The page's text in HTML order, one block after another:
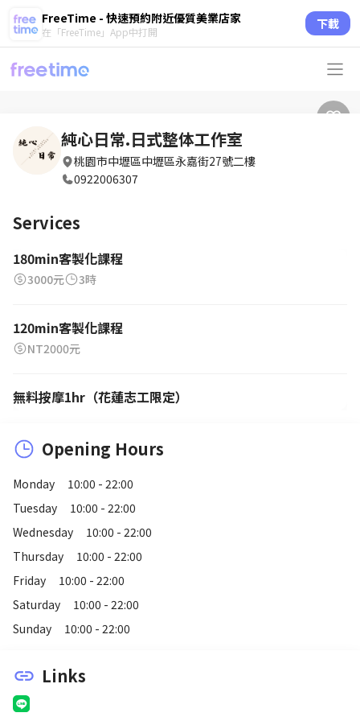
FreeTime - 快速預約附近優質美業店家
在「FreeTime」App中打開 下載
純心日常.日式整体工作室
桃園市中壢區中壢區永嘉街27號二樓
0922006307
Services
180min客製化課程
3000元 3時
120min客製化課程
NT2000元
無料按摩1hr（花蓮志工限定）
Opening Hours
Monday
10:00 - 22:00
Tuesday
10:00 - 22:00
Wednesday
10:00 - 22:00
Thursday
10:00 - 22:00
Friday
10:00 - 22:00
Saturday
10:00 - 22:00
Sunday
10:00 - 22:00
link Links